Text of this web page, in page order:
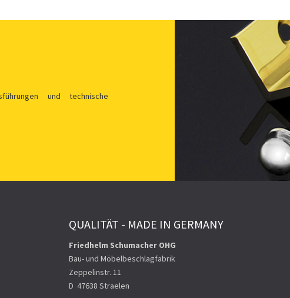
und technische
QUALITÄT - MADE IN GERMANY
Friedhelm Schumacher OHG
Bau- und Möbelbeschlagfabrik
Zeppelinstr. 11
D ­ 47638 Straelen